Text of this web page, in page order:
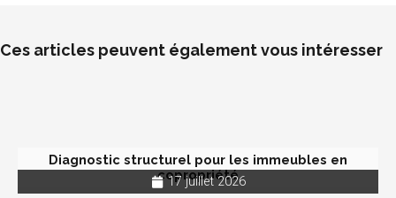
Ces articles peuvent également vous intéresser
Diagnostic structurel pour les immeubles en
copropriété
17 juillet 2026